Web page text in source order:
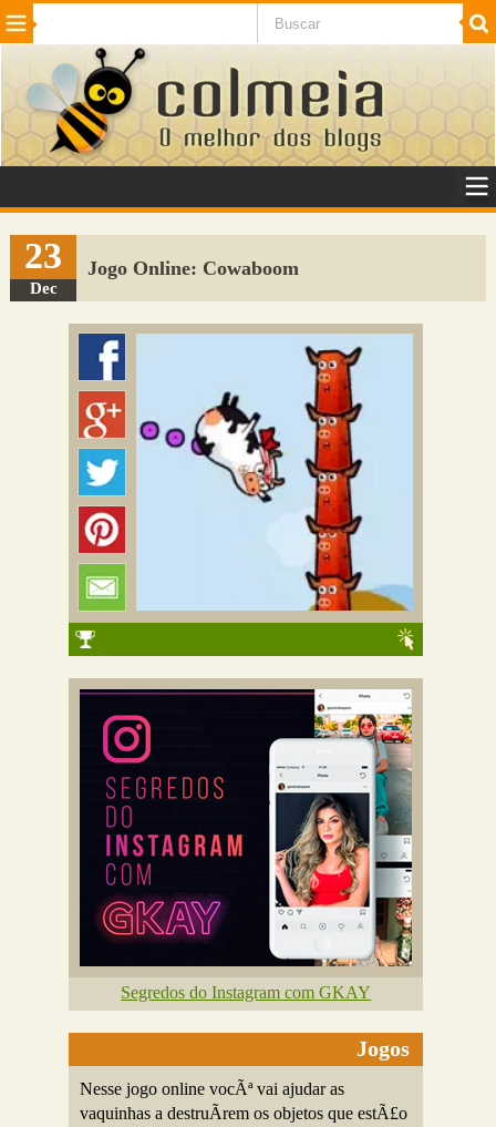
Beleza Cinema e TV
Internet Jogos NotÃ­cias SaÃºde
VeÃ­culos Adulto
Sugerir Link
Adicionar Blog
Colmeia Exchange
23
Dec
Jogo Online: Cowaboom
Segredos do Instagram com GKAY
Jogos
Nesse jogo online vocÃª vai ajudar as
vaquinhas a destruÃ­rem os objetos que estÃ£o